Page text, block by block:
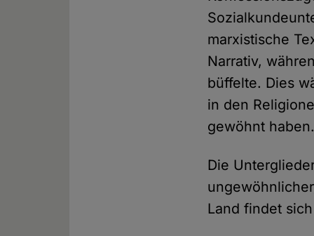
marxistische
Narrativ,
büffelte. Dies
in den
gewöhnt haben.
Die
Land findet